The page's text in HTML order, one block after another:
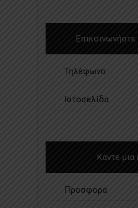
Επικοινωνήστε
Τηλέφωνο
Ιστοσελίδα
Κάντε
Προσφορά